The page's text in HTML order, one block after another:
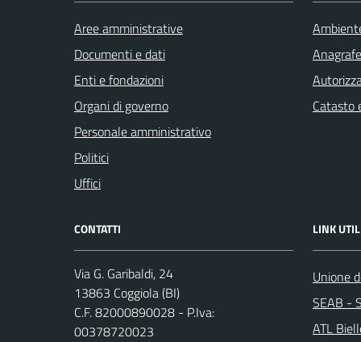
Aree amministrative
Documenti e dati
Enti e fondazioni
Organi di governo
Personale amministrativo
Politici
Uffici
Catasto
CONTATTI
Via G. Garibaldi, 24
13863 Coggiola (BI)
C.F. 82000890028 - P.Iva:
00378720023
LINK
Unione
SEAB -
ATL